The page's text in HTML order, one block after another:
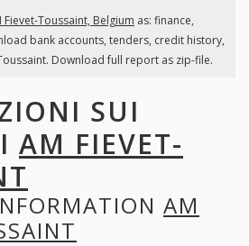
Fievet-Toussaint, Belgium as: finance,
bank accounts, tenders, credit history,
Download full report as zip-file.
SUI
AM FIEVET-
AM